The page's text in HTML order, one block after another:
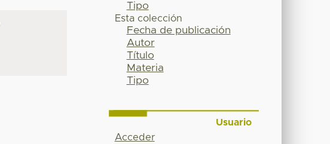
Tipo
Esta colección
Fecha de publicación
Autor
Título
Materia
Tipo
Usuario
Acceder